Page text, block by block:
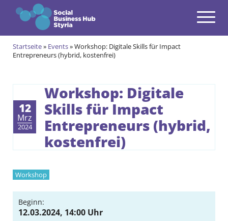
Themen
Angebote open
Gründungsprogramm
Community
open
Kontakt
Startseite» Events»Workshop: Digitale Skills für Impact
Entrepreneurs (hybrid, kostenfrei)
12
Mrz
2024
Workshop: Digitale
Skills für Impact
Entrepreneurs (hybrid,
kostenfrei)
Workshop
Beginn:
12.03.2024, 14:00 Uhr